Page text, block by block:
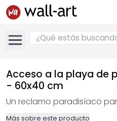
Acceso a la playa de
- 60x40 cm
Un reclamo paradisíaco
Más sobre este producto